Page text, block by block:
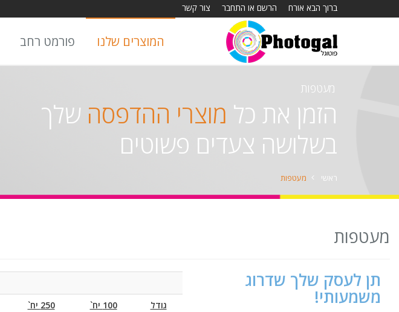
ברוך הבא אורח הרשם או התחבר צור קשר
המוצרים שלנו פורמט רחב
מעטפות
הזמן את כל מוצרי ההדפסה שלך
בשלושה צעדים פשוטים
ראשי מעטפות
מעטפות
תן לעסק שלך שדרוג
משמעותי!
גודל
100 יח` 250 יח`